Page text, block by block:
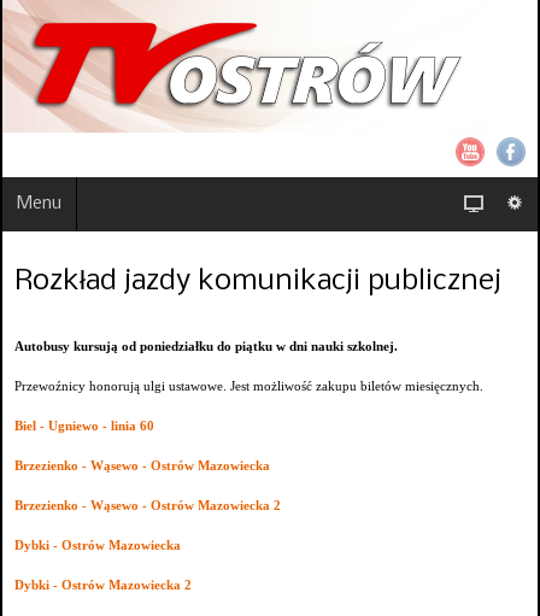
Menu
Rozkład jazdy komunikacji publicznej
Autobusy kursują od poniedziałku do piątku w dni nauki szkolnej.
Przewoźnicy honorują ulgi ustawowe. Jest możliwość zakupu biletów miesięcznych.
Biel - Ugniewo - linia 60
Brzezienko - Wąsewo - Ostrów Mazowiecka
Brzezienko - Wąsewo - Ostrów Mazowiecka 2
Dybki - Ostrów Mazowiecka
Dybki - Ostrów Mazowiecka 2